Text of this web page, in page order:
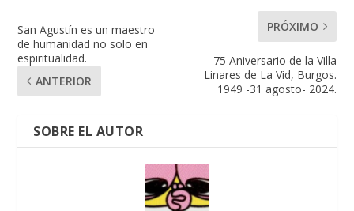
San Agustín es un maestro
de humanidad no solo en
espiritualidad.
ANTERIOR
PRÓXIMO
75 Aniversario de la Villa
Linares de La Vid, Burgos.
1949 -31 agosto- 2024.
SOBRE EL AUTOR